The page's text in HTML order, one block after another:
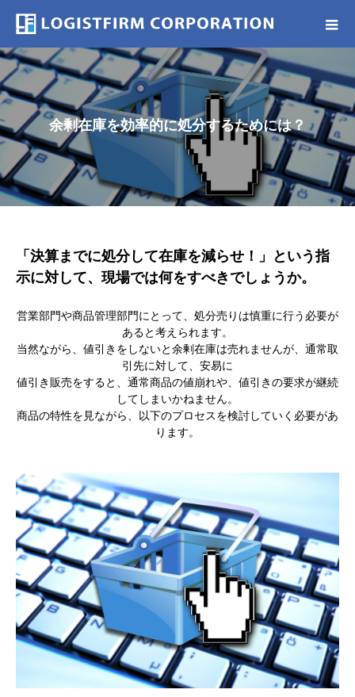
余剰在庫を効率的に処分するためには？
「決算までに処分して在庫を減らせ！」
という指
示に対して、 現場では何をすべきでしょうか。
営業部門や商品管理部門にとって、処分売りは慎重に行う必要が
あると考えられます。
当然ながら、値引きをしないと余剰在庫は売れませんが、通常取
引先に対して、安易に
値引き販売をすると、通常商品の値崩れや、値引きの要求が継続
してしまいかねません。
商品の特性を見ながら、以下のプロセスを検討していく必要があ
ります。